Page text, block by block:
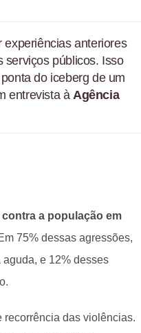
experiências anteriores
serviços públicos. Isso
do iceberg de um
entrevista àAgência
a população em
75% dessas agressões,
e 12% desses
recorrência das violências.